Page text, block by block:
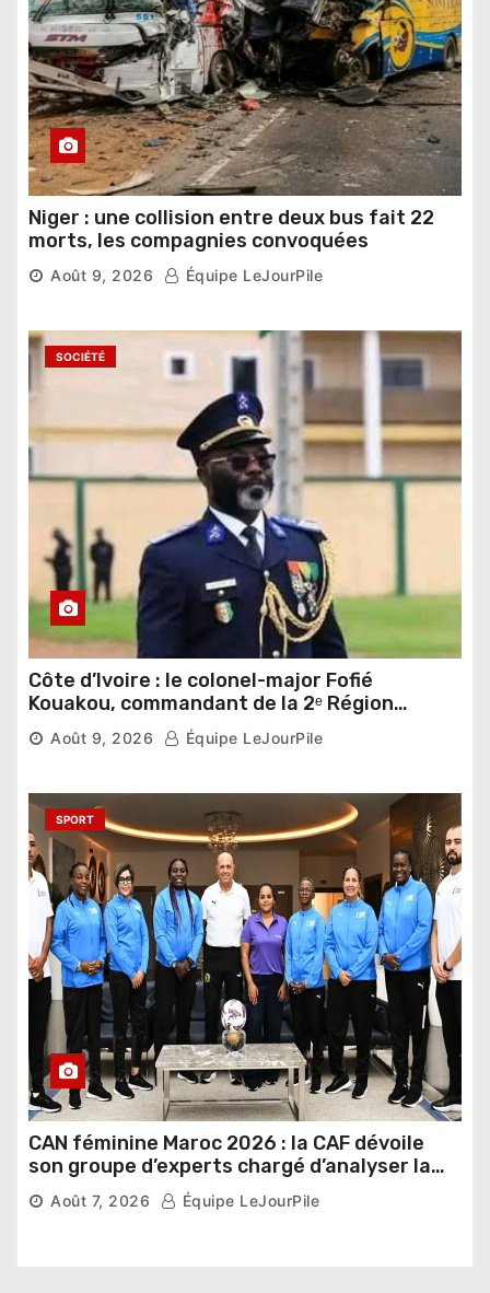
Niger : une collision entre deux bus fait 22
morts, les compagnies convoquées
Août 9, 2026 Équipe LeJourPile
SOCIÉTÉ
Côte d’Ivoire : le colonel-major Fofié
Kouakou, commandant de la 2ᵉ Région
militaire, n’est plus
Août 9, 2026 Équipe LeJourPile
SPORT
CAN féminine Maroc 2026 : la CAF dévoile
son groupe d’experts chargé d’analyser la
compétition
Août 7, 2026 Équipe LeJourPile